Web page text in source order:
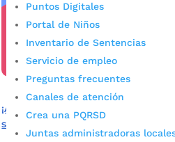
Puntos Digitales
Portal de Niños
Inventario de Sentencias
Servicio de empleo
Preguntas frecuentes
Canales de atención
Crea una PQRSD
Juntas administradoras
¡Atención! Más de 48 mil
sin atención de salud subsidiada